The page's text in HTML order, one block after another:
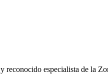
y reconocido especialista de la